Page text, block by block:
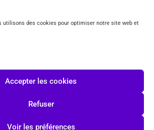
utilisons des cookies pour optimiser notre site web et
Accepter les cookies
Refuser
Voir les préférences
droits réservés.
conditions duRGPD.